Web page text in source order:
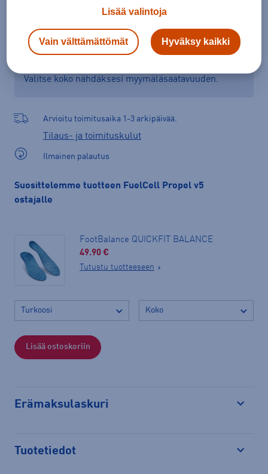
Verkkokauppa: SaatavillaMyymälät: Saatavilla
Valitse koko nähdäksesi myymäläsaatavuuden.
Arvioitu toimitusaika 1-3 arkipäivää.
Tilaus- ja toimituskulut
Ilmainen palautus
Suosittelemme tuotteen FuelCell Propel v5
ostajalle
FootBalance QUICKFIT BALANCE
49.90 €
Tutustu tuotteeseen
Lisää ostoskoriin
Erämaksulaskuri
Tuotetiedot
Lisää valintoja
Vain välttämättömät Hyväksy kaikki